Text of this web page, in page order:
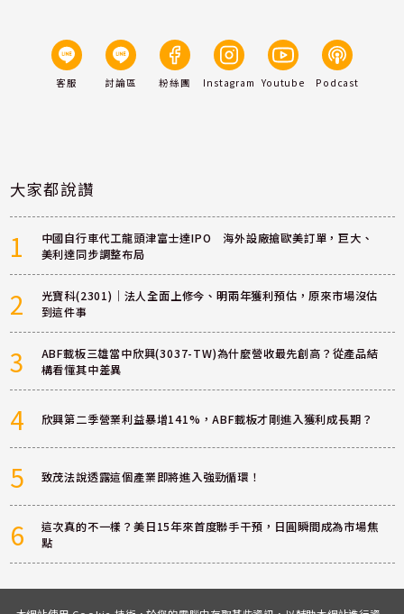
客服 討論區 粉絲團 Instagram Youtube Podcast
大家都說讚
1
中國自行車代工龍頭津富士達IPO 海外設廠搶歐美訂單，巨大、
美利達同步調整布局
2
光寶科(2301)｜法人全面上修今、明兩年獲利預估，原來市場沒估
到這件事
3
ABF載板三雄當中欣興(3037-TW)為什麼營收最先創高？從產品結
構看懂其中差異
4 欣興第二季營業利益暴增141%，ABF載板才剛進入獲利成長期？
5 致茂法說透露這個產業即將進入強勁循環！
6
這次真的不一樣？美日15年來首度聯手干預，日圓瞬間成為市場焦
點